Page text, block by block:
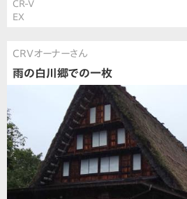
CR-V
EX
CRVオーナーさん
雨の白川郷での一枚